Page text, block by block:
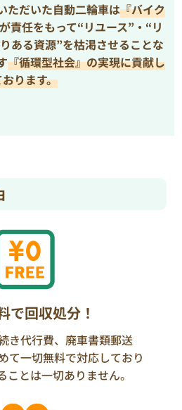
ただいた自動二輪車は『バイク
責任をもって“リユース”・“リ
ある資源”を枯渇させることな
『循環型社会』の実現に貢献し
ります。
で回収処分！
き代行費、廃車書類郵送
て一切無料で対応しており
ことは一切ありません。